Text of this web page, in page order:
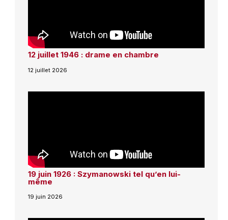
12 juillet 1946 : drame en chambre
12 juillet 2026
19 juin 1926 : Szymanowski tel qu’en lui-
même
19 juin 2026